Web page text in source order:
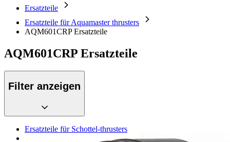
Ersatzteile
Ersatzteile für Aquamaster thrusters
AQM601CRP Ersatzteile
AQM601CRP Ersatzteile
Filter anzeigen
Ersatzteile für Schottel-thrusters
Ersatzteile für Aquamaster thrusters